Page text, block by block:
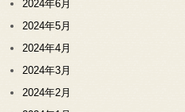
2024年6月
2024年5月
2024年4月
2024年3月
2024年2月